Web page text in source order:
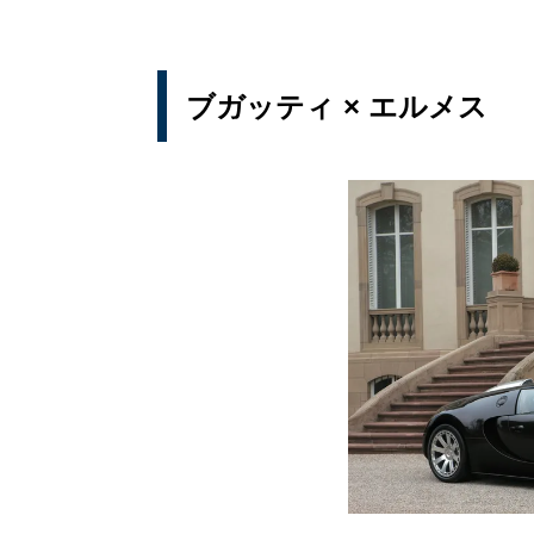
ブガッティ × エルメス